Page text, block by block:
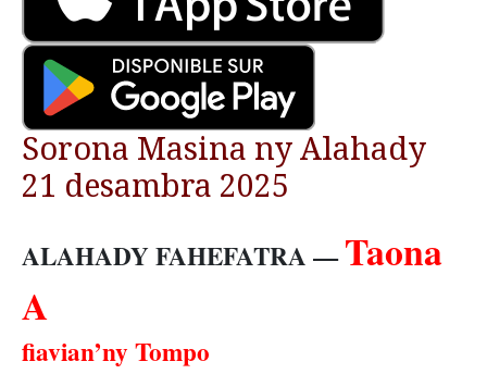
Sorona Masina ny Alahady
21 desambra 2025
ALAHADY FAHEFATRA —Taona
A
fiavian’ny Tompo